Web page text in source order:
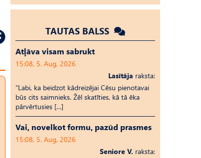
TAUTAS BALSS
Atļāva visam sabrukt
15:08, 5. Aug, 2026
Lasītāja raksta:
“Labi, ka beidzot kādreizējai Cēsu pienotavai
būs cits saimnieks. Žēl skatīties, kā tā ēka
pārvērtusies […]
Vai, novelkot formu, pazūd prasmes
15:08, 5. Aug, 2026
Seniore V. raksta: